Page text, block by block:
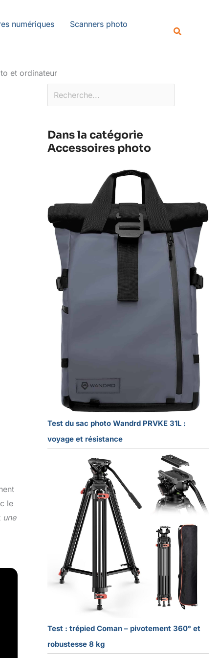
numériques Scanners photo
et ordinateur
le
une
Dans la catégorie
Accessoires photo
Test du sac photo Wandrd PRVKE 31L :
voyage et résistance
Test : trépied Coman – pivotement 360° et
robustesse 8 kg